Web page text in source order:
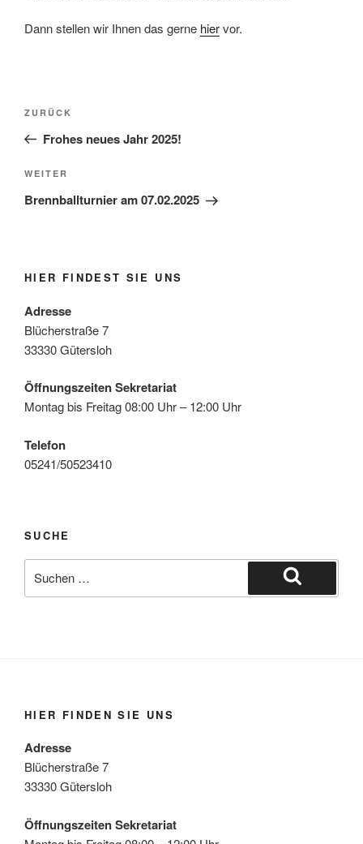
Dann stellen wir Ihnen das gerne hiervor.
Beitragsnavigation
Vorheriger
Beitrag
ZURÜCK
Frohes neues Jahr 2025!
Nächster
Beitrag
WEITER
Brennballturnier am 07.02.2025
HIER FINDEST SIE UNS
Adresse
Blücherstraße 7
33330 Gütersloh
Öffnungszeiten Sekretariat
Montag bis Freitag 08:00 Uhr – 12:00 Uhr
Telefon
05241/50523410
SUCHE
nach:
Suchen
HIER FINDEN SIE UNS
Adresse
Blücherstraße 7
33330 Gütersloh
Öffnungszeiten Sekretariat